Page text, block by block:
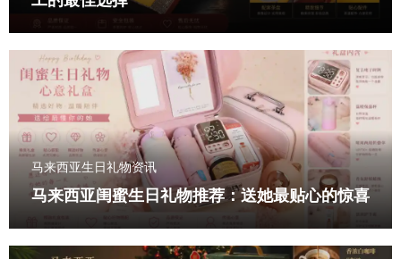
马来西亚生日礼物资讯
马来西亚闺蜜生日礼物推荐：送她最贴心的惊喜